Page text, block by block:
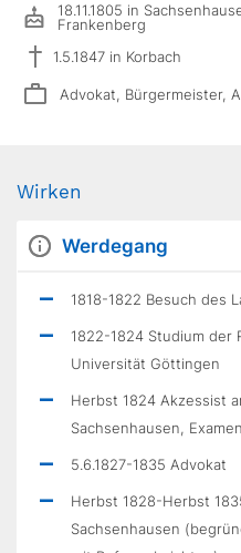
18.11.1805 in
Frankenberg
1.5.1847 in Korbach
Advokat, Bürgermeister,
Wirken
Werdegang
1818-1822 Besuch des
1822-1824 Studium der
Universität Göttingen
Herbst 1824 Akzessist
Sachsenhausen, Examen
5.6.1827-1835 Advokat
Herbst 1828-Herbst
Sachsenhausen